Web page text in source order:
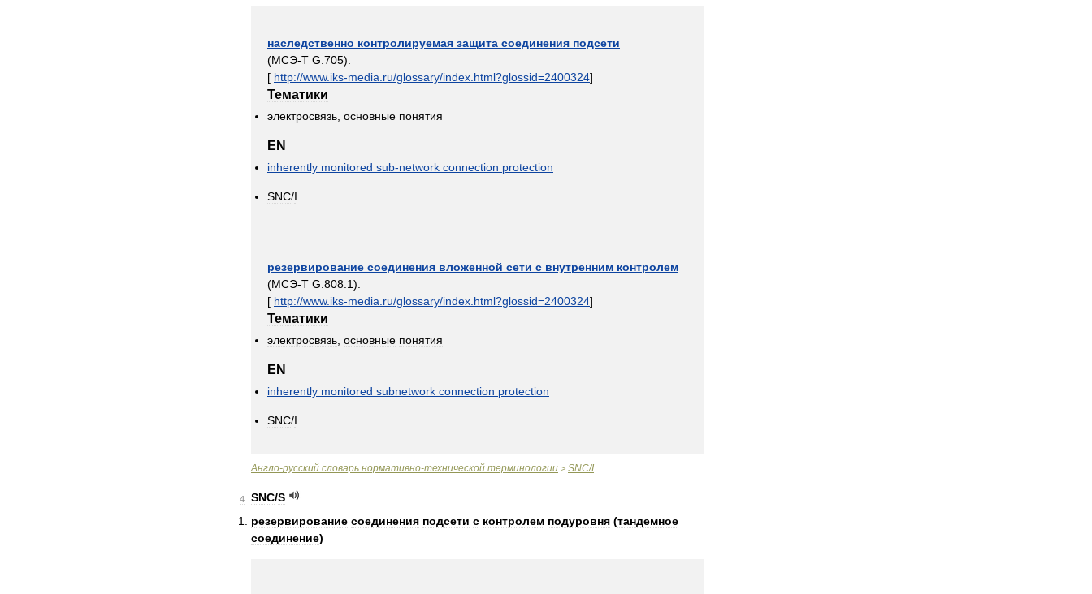
наследственно контролируемая защита соединения подсети
(МСЭ-T G 705).
[ http://www. iks-media ru/glossary/index html?glossid=2400324]
Тематики
электросвязь основные понятия
EN
inherently monitored sub-network connection protection
SNC/I
резервирование соединения вложенной сети с внутренним контролем
(МСЭ-Т G 808 1).
[ http://www. iks-media ru/glossary/index html?glossid=2400324]
Тематики
электросвязь основные понятия
EN
inherently monitored subnetwork connection protection
SNC/I
Англо-русский словарь нормативно-технической терминологии > SNC/I
4 SNC/S
резервирование соединения подсети с контролем подуровня (тандемное
соединение)